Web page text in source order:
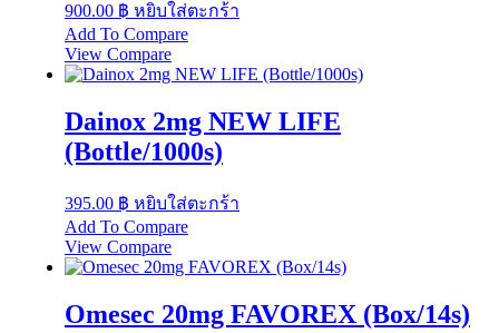
900.00 ฿ หยิบใส่ตะกร้า
Add To Compare
View Compare
Dainox 2mg NEW LIFE
(Bottle/1000s)
395.00 ฿ หยิบใส่ตะกร้า
Add To Compare
View Compare
Omesec 20mg FAVOREX (Box/14s)